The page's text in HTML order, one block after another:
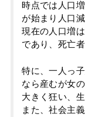
時点では人口
が始まり人口
現在の人口増
であり、死亡
特に、一人っ
なら産むが女
大きく狂い、
また、社会主